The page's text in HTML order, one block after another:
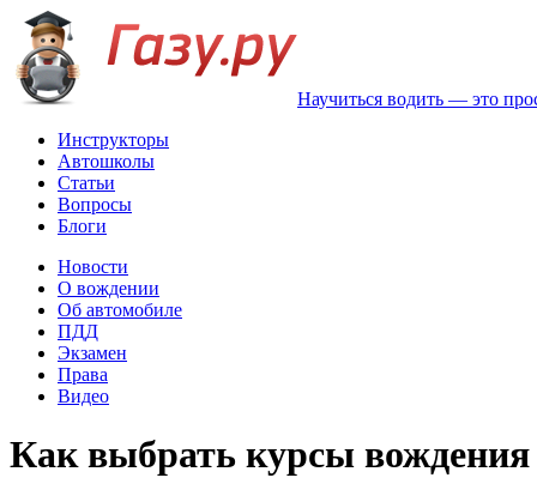
Научиться водить — это
Инструкторы
Автошколы
Статьи
Вопросы
Блоги
Новости
О вождении
Об автомобиле
ПДД
Экзамен
Права
Видео
Как выбрать курсы вождения